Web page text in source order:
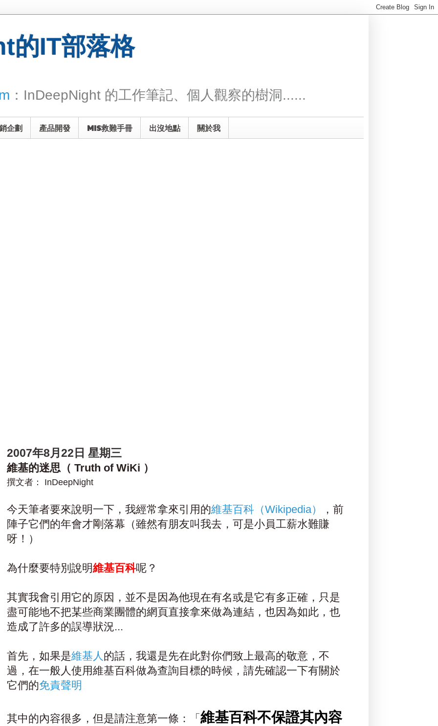
的IT部落格
：InDeepNight 的工作筆記、個人觀察的樹洞......
企劃 產品開發 MIS救難手冊 出沒地點 關於我
2007年8月22日 星期三
維基的迷思（ Truth of WiKi ）
撰文者： InDeepNight
今天筆者要來說明一下，我經常拿來引用的維基百科（Wikipedia）
，前
陣子它們的年會才剛落幕（雖然有朋友叫我去，可是小員工薪水難賺
呀！）
為什麼要特別說明維基百科呢？
其實我會引用它的原因，並不是因為他現在有名或是它有多正確，只是
盡可能地不把某些商業團體的網頁直接拿來做為連結，也因為如此，也
造成了許多的誤導狀況...
首先，如果是維基人的話，我還是先在此對你們致上最高的敬意，不
過，在一般人使用維基百科做為查詢目標的時候，請先確認一下有關於
它們的免責聲明
其中的內容很多，但是請注意第一條：「 維基百科不保證其內容